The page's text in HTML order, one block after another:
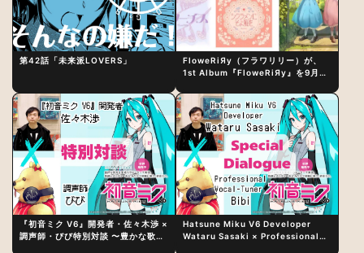
第42話「未来派LOVERS」
FloweRiЯy（フラワリリー）が、
1st Album『FloweRiЯy』を9月23
『初音ミク V6』開発者・佐々木渉 ×
調声師・びび特別対談 〜豊かな歌声
Hatsune Miku V6 Developer
Wataru Sasaki × Professional